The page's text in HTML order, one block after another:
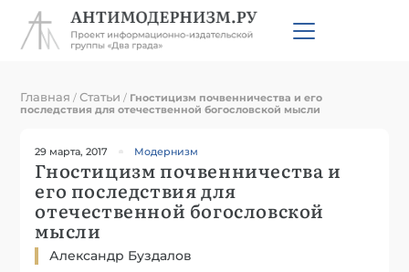
Главная /Статьи / Гностицизм почвенничества и его
последствия для отечественной богословской мысли
29 марта, 2017 Модернизм
Гностицизм почвенничества и
его последствия для
отечественной богословской
мысли
Александр Буздалов